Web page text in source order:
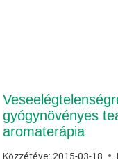
gyógynövényes
aromaterápia
Közzétéve: 2015-03-18